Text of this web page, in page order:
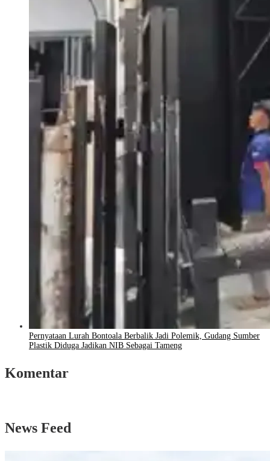
Pernyataan Lurah Bontoala Berbalik Jadi Polemik, Gudang Sumber
Plastik Diduga Jadikan NIB Sebagai Tameng
Komentar
News Feed